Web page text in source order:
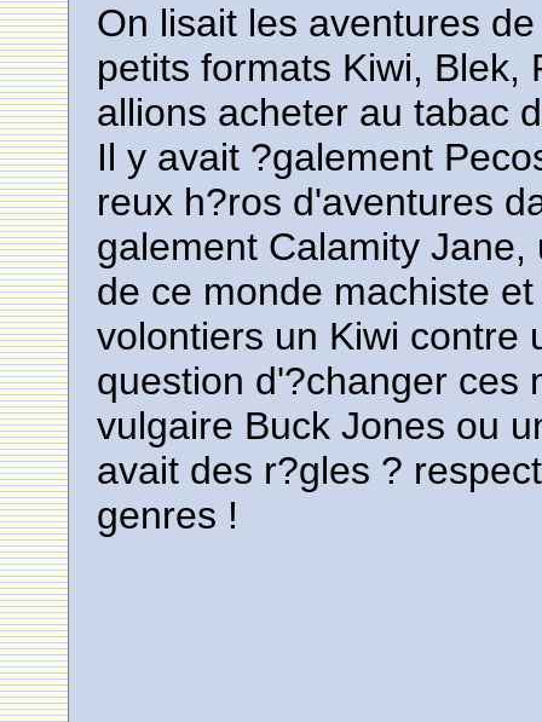
On lisait les aventures
petits formats Kiwi, Blek,
allions acheter au tabac
Il y avait ?galement
reux h?ros d'aventures
galement Calamity
de ce monde machiste
volontiers un Kiwi contre
question d'?changer ces
vulgaire Buck Jones ou
avait des r?gles ?
genres !